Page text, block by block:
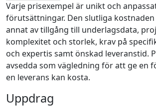
Varje prisexempel är unikt och
förutsättningar. Den slutliga
annat av tillgång till underlagsdata,
komplexitet och storlek, krav på
och expertis samt önskad leveranstid.
avsedda som vägledning för att ge en
en leverans kan kosta.
Uppdrag